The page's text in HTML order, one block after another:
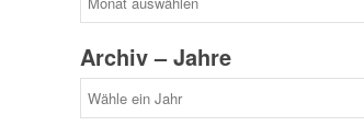
Archiv – Jahre